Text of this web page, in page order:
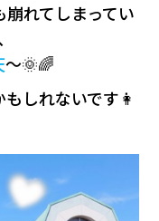
れてしまってい
～🌞🌈
しれないです👩